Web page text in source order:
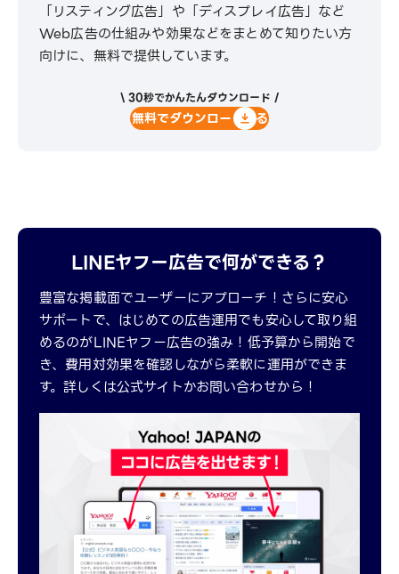
「リスティング広告」や「ディスプレイ広告」など
Web広告の仕組みや効果などをまとめて知りたい方
向けに、無料で提供しています。
\ 30秒でかんたんダウンロード /
無料でダウンロードする
LINEヤフー広告で何ができる？
豊富な掲載面でユーザーにアプローチ！さらに安心
サポートで、はじめての広告運用でも安心して取り組
めるのがLINEヤフー広告の強み！低予算から開始で
き、費用対効果を確認しながら柔軟に運用ができま
す。詳しくは公式サイトかお問い合わせから！